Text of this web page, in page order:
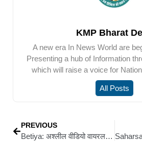
KMP Bharat
A new era In News World are
Presenting a hub of Information
which will raise a voice for
All Posts
PREVIOUS
Betiya: अश्लील वीडियो वायरल होने से आहत विवाहिता ने की आत्महत्या